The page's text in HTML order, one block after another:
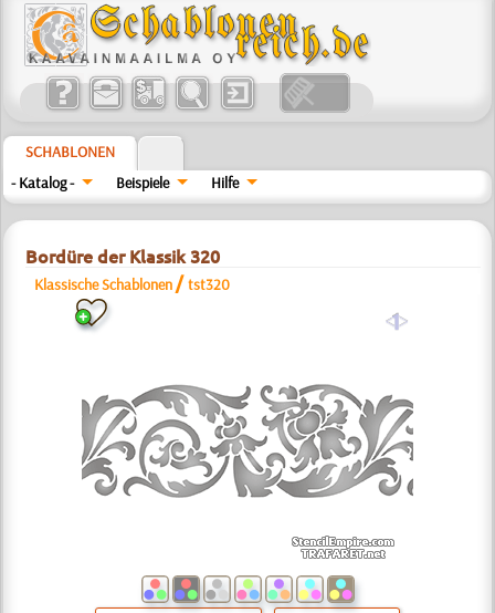
SCHABLONEN
- Katalog -
Beispiele Hilfe
Bordüre der Klassik 320
Klassische Schablonen /tst320
a